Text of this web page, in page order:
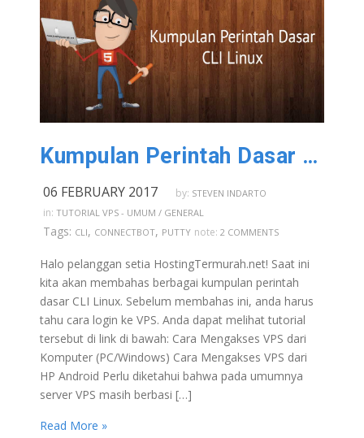
Kumpulan Perintah Dasar CLI Linux
06 FEBRUARY 2017 by: STEVEN INDARTO
in: TUTORIAL VPS - UMUM / GENERAL
Tags: CLI, CONNECTBOT, PUTTY note: 2 COMMENTS
Halo pelanggan setia HostingTermurah.net! Saat ini
kita akan membahas berbagai kumpulan perintah
dasar CLI Linux. Sebelum membahas ini, anda harus
tahu cara login ke VPS. Anda dapat melihat tutorial
tersebut di link di bawah: Cara Mengakses VPS dari
Komputer (PC/Windows) Cara Mengakses VPS dari
HP Android Perlu diketahui bahwa pada umumnya
server VPS masih berbasi […]
Read More »